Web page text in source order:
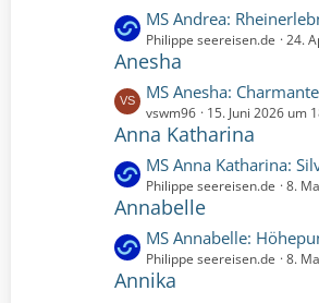
r
ä
g
e
i
t
r
ä
g
t
e
B
e
i
t
r
ä
g
L
e
t
t
e
B
e
i
t
r
ä
g
MS Andrea: Rheinerlebnis | 5 Nächte | 03.11.2027 bis 08.11.2027 (Mittwoch,
Philippe seereisen.de 24.
Anesha
L
e
t
t
e
B
e
i
t
MS Anesha: Charmantes Amsterdam | 3 Nächte | 11.10.2026 bis 14.10.2026
vswm96 15. Juni 2026 um
Anna Katharina
L
e
t
t
e
B
MS Anna Katharina: Silvester auf der Donau | 10 Nächte | 27.12.2026 bis 06.01.2027
Philippe seereisen.de 8.
Annabelle
L
e
t
MS Annabelle: Höhepunkte auf Rhone und Saone | 7 Nächte | 03.07.2027 bis
Philippe seereisen.de 8.
Annika